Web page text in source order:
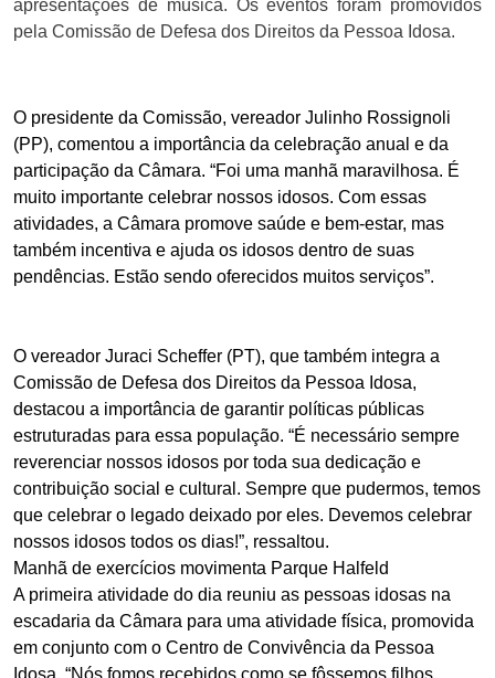
apresentações de música. Os eventos foram promovidos
pela Comissão de Defesa dos Direitos da Pessoa Idosa.
O presidente da Comissão, vereador Julinho Rossignoli
(PP), comentou a importância da celebração anual e da
participação da Câmara. “Foi uma manhã maravilhosa. É
muito importante celebrar nossos idosos. Com essas
atividades, a Câmara promove saúde e bem-estar, mas
também incentiva e ajuda os idosos dentro de suas
pendências. Estão sendo oferecidos muitos serviços”.
O vereador Juraci Scheffer (PT), que também integra a
Comissão de Defesa dos Direitos da Pessoa Idosa,
destacou a importância de garantir políticas públicas
estruturadas para essa população. “É necessário sempre
reverenciar nossos idosos por toda sua dedicação e
contribuição social e cultural. Sempre que pudermos, temos
que celebrar o legado deixado por eles. Devemos celebrar
nossos idosos todos os dias!”, ressaltou.
Manhã de exercícios movimenta Parque Halfeld
A primeira atividade do dia reuniu as pessoas idosas na
escadaria da Câmara para uma atividade física, promovida
em conjunto com o Centro de Convivência da Pessoa
Idosa. “Nós fomos recebidos como se fôssemos filhos.